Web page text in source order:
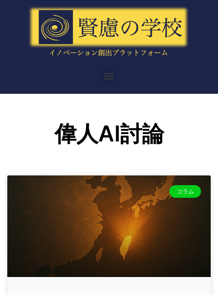
ュ
偉人AI討論
コラム